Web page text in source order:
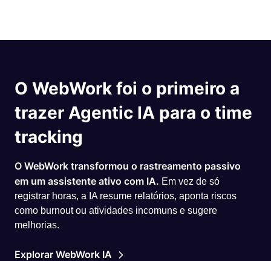
O WebWork foi o primeiro a
trazer Agentic IA para o time
tracking
O WebWork transformou o rastreamento passivo
em um assistente ativo com IA. Em vez de só
registrar horas, a IA resume relatórios, aponta riscos
como burnout ou atividades incomuns e sugere
melhorias.
Explorar WebWork IA